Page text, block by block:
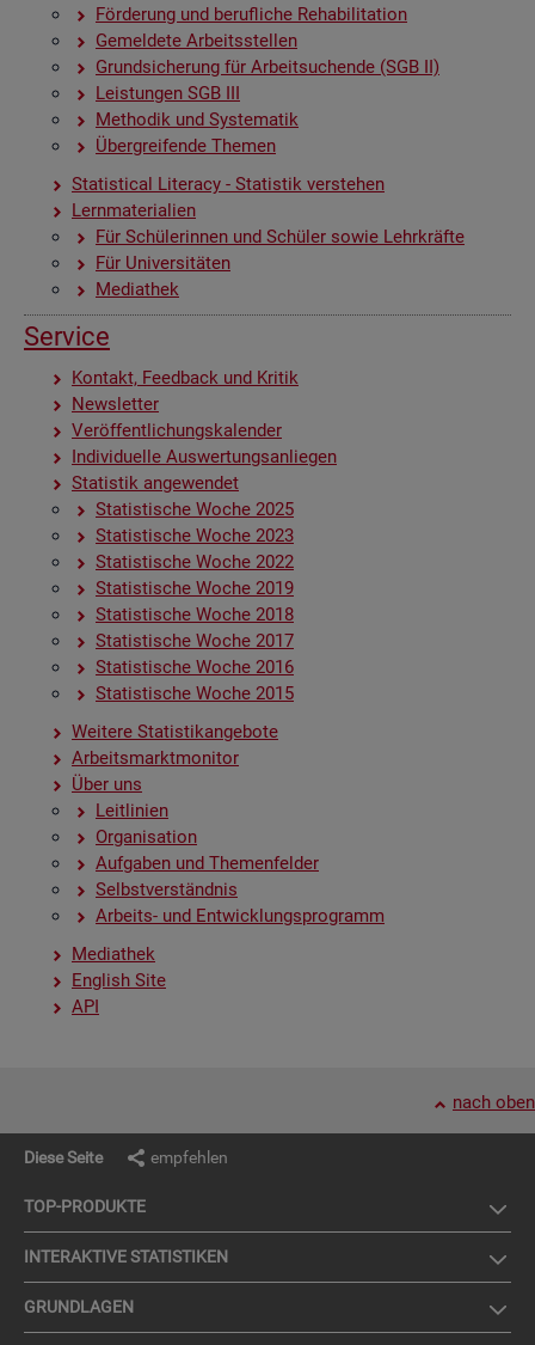
För­de­rung und be­ruf­li­che Re­ha­bi­li­ta­ti­on
Ge­mel­de­te Ar­beits­stel­len
Grund­si­che­rung für Ar­beit­su­chen­de (SGB II)
Leis­tun­gen SGB III
Me­tho­dik und Sys­te­ma­tik
Über­grei­fen­de The­men
Sta­ti­s­ti­cal Li­te­r­acy - Sta­tis­tik ver­ste­hen
Lern­ma­te­ria­li­en
Für Schü­le­rin­nen und Schü­ler sowie Lehr­kräf­te
Für Uni­ver­si­tä­ten
Me­dia­thek
Ser­vice
Kon­takt, Feed­back und Kri­tik
News­let­ter
Ver­öf­fent­li­chungs­ka­len­der
In­di­vi­du­el­le Aus­wer­tungs­an­lie­gen
Sta­tis­tik an­ge­wen­det
Sta­tis­ti­sche Woche 2025
Sta­tis­ti­sche Woche 2023
Sta­tis­ti­sche Woche 2022
Sta­tis­ti­sche Woche 2019
Sta­tis­ti­sche Woche 2018
Sta­tis­ti­sche Woche 2017
Sta­tis­ti­sche Woche 2016
Sta­tis­ti­sche Woche 2015
Wei­te­re Sta­tis­tik­an­ge­bo­te
Ar­beits­markt­mo­ni­tor
Über uns
Leit­li­ni­en
Or­ga­ni­sa­ti­on
Auf­ga­ben und The­men­fel­der
Selbst­ver­ständ­nis
Ar­beits- und Ent­wick­lungs­pro­gramm
Me­dia­thek
English Site
API
nach oben
Diese Seite empfehlen
TOP-PRO­DUK­TE
IN­TER­AK­TI­VE STA­TIS­TI­KEN
GRUND­LA­GEN